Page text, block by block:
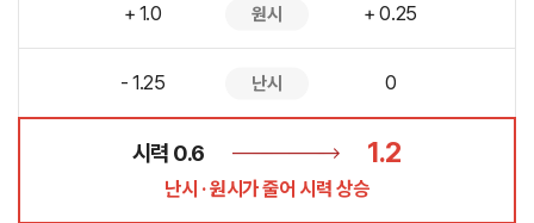
+ 1.0 원시 + 0.25
- 1.25 난시 0
시력 0.6 1.2
난시 · 원시가 줄어 시력 상승